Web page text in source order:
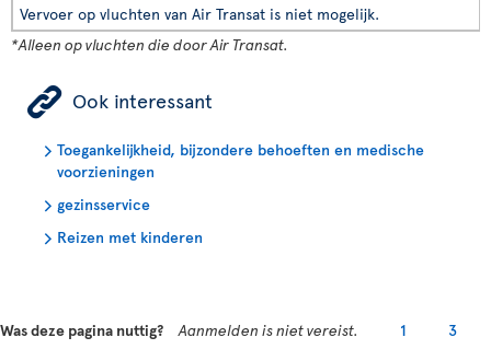
Vervoer op vluchten van Air Transat is niet mogelijk.
*Alleen op vluchten die door Air Transat.
ÿ Ook interessant
Toegankelijkheid, bijzondere behoeften en medische
voorzieningen
gezinsservice
Reizen met kinderen
Was deze pagina nuttig? Aanmelden is niet vereist. 1 3